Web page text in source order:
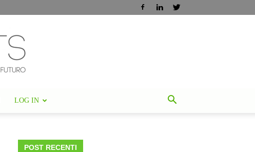
LOG IN
POST RECENTI